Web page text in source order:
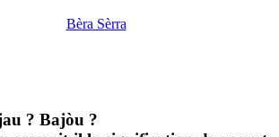
Bèra Sèrra
? Bajòu ?